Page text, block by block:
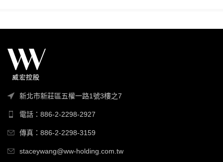
新北市新莊區五權一路1號3樓之7
電話：886-2-2298-2927
傳真：886-2-2298-3159
staceywang@ww-holding.com.tw